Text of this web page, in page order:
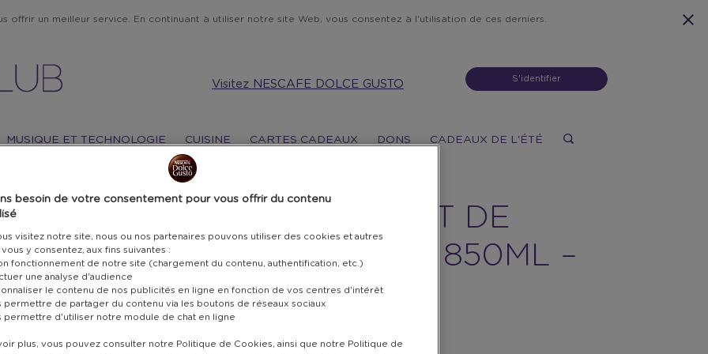
offrir un meilleur service. En continuant à utiliser notre site Web, vous consentez à l'utilisation de ces derniers.
Visitez NESCAFE DOLCE GUSTO S'identifier
MUSIQUE ET TECHNOLOGIE CUISINE CARTES CADEAUX DONS CADEAUX DE L'ÉTÉ
GOBELET DE
VOYAGE 850ML –
Y·J&H
16 900 POINTS
besoin de votre consentement pour vous offrir du contenu
visitez notre site, nous ou nos partenaires pouvons utiliser des cookies et autres
y consentez, aux fins suivantes :
fonctionnement de notre site (chargement du contenu, authentification, etc.)
une analyse d'audience
le contenu de nos publicités en ligne en fonction de vos centres d'intérêt
permettre de partager du contenu via les boutons de réseaux sociaux
permettre d'utiliser notre module de chat en ligne
plus, vous pouvez consulter notre Politique de Cookies, ainsi que notre Politique de